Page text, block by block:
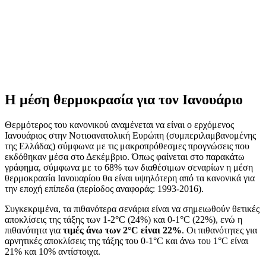
Η μέση θερμοκρασία για τον Ιανουάριο
Θερμότερος του κανονικού αναμένεται να είναι ο ερχόμενος
Ιανουάριος στην Νοτιοανατολική Ευρώπη (συμπεριλαμβανομένης
της Ελλάδας) σύμφωνα με τις μακροπρόθεσμες προγνώσεις που
εκδόθηκαν μέσα στο Δεκέμβριο. Όπως φαίνεται στο παρακάτω
γράφημα, σύμφωνα με το 68% των διαθέσιμων σεναρίων η μέση
θερμοκρασία Ιανουαρίου θα είναι υψηλότερη από τα κανονικά για
την εποχή επίπεδα (περίοδος αναφοράς: 1993-2016).
Συγκεκριμένα, τα πιθανότερα σενάρια είναι να σημειωθούν θετικές
αποκλίσεις της τάξης των 1-2°C (24%) και 0-1°C (22%), ενώ η
πιθανότητα για τιμές άνω των 2°C είναι 22%. Οι πιθανότητες για
αρνητικές αποκλίσεις της τάξης του 0-1°C και άνω του 1°C είναι
21% και 10% αντίστοιχα.